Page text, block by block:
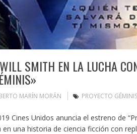
SMITH EN LA LUCHA
MARÍN MORÁN PROYECTO GÉMINIS
Cines Unidos anuncia el estreno de
en una historia de ciencia ficción con